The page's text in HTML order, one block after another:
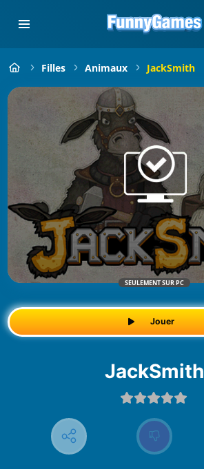
Filles Animaux JackSmith
SEULEMENT SUR PC
Jouer
JackSmith